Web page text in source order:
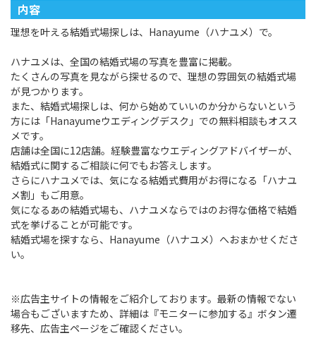
内容
理想を叶える結婚式場探しは、Hanayume（ハナユメ）で。
ハナユメは、全国の結婚式場の写真を豊富に掲載。
たくさんの写真を見ながら探せるので、理想の雰囲気の結婚式場
が見つかります。
また、結婚式場探しは、何から始めていいのか分からないという
方には「Hanayumeウエディングデスク」での無料相談もオスス
メです。
店舗は全国に12店舗。経験豊富なウエディングアドバイザーが、
結婚式に関するご相談に何でもお答えします。
さらにハナユメでは、気になる結婚式費用がお得になる「ハナユ
メ割」もご用意。
気になるあの結婚式場も、ハナユメならではのお得な価格で結婚
式を挙げることが可能です。
結婚式場を探すなら、Hanayume（ハナユメ）へおまかせくださ
い。
※広告主サイトの情報をご紹介しております。最新の情報でない
場合もございますため、詳細は『モニターに参加する』ボタン遷
移先、広告主ページをご確認ください。